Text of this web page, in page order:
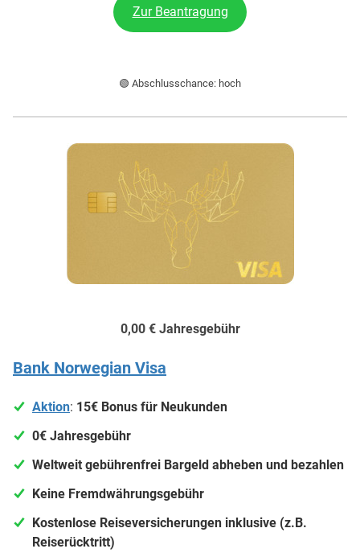
Zur Beantragung
🟢 Abschlusschance: hoch
0,00 € Jahresgebühr
Bank Norwegian Visa
Aktion: 15€ Bonus für Neukunden
0€ Jahresgebühr
Weltweit gebührenfrei Bargeld abheben und bezahlen
Keine Fremdwährungsgebühr
Kostenlose Reiseversicherungen inklusive (z.B.
Reiserücktritt)